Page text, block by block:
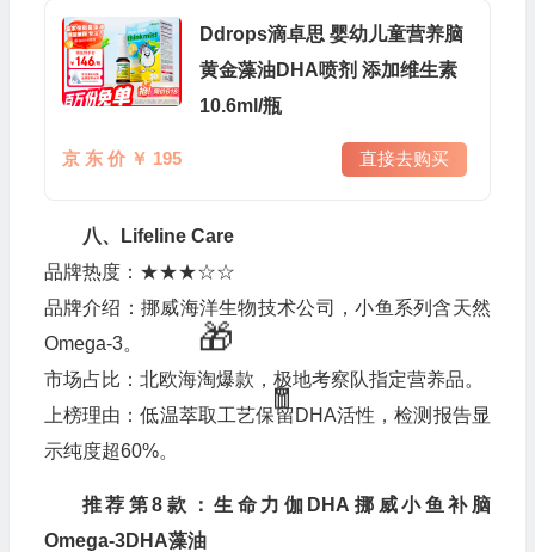
Ddrops滴卓思 婴幼儿童营养脑
黄金藻油DHA喷剂 添加维生素
10.6ml/瓶
京 东 价 ￥ 195 直接去购买
八、Lifeline Care
品牌热度：★★★☆☆
品牌介绍：挪威海洋生物技术公司，小鱼系列含天然
Omega-3。
市场占比：北欧海淘爆款，极地考察队指定营养品。
上榜理由：低温萃取工艺保留DHA活性，检测报告显
示纯度超60%。
推荐第8款：生命力伽DHA挪威小鱼补脑
Omega-3DHA藻油